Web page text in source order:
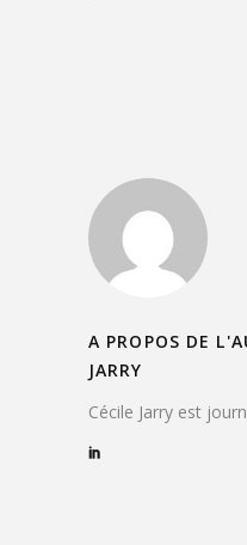
A PROPOS DE
JARRY
Cécile Jarry est